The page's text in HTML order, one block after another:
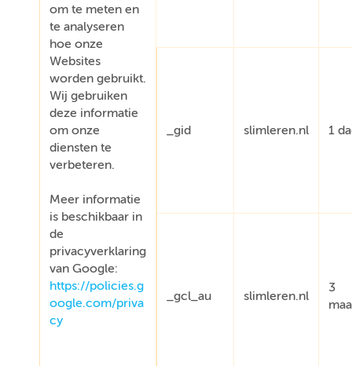
om te meten en
te analyseren
hoe onze
Websites
worden gebruikt.
Wij gebruiken
deze informatie
om onze
diensten te
verbeteren.
Meer informatie
is beschikbaar in
de
privacyverklaring
van Google:
https://policies.g
oogle.com/priva
cy
_gid slimleren.nl 1
_gcl_au slimleren.nl
3